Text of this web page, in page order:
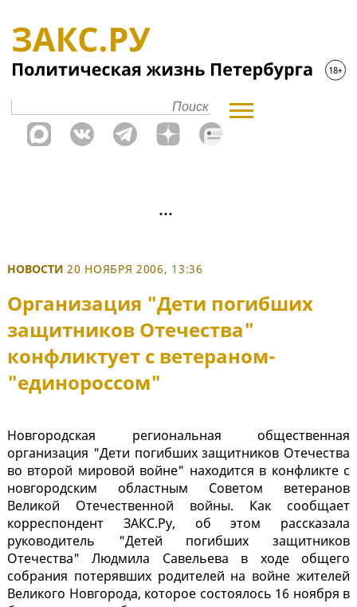
НОВОСТИ 20 НОЯБРЯ 2006, 13:36
Организация "Дети погибших
защитников Отечества"
конфликтует с ветераном-
"единороссом"
Новгородская региональная общественная
организация "Дети погибших защитников Отечества
во второй мировой войне" находится в конфликте с
новгородским областным Советом ветеранов
Великой Отечественной войны. Как сообщает
корреспондент ЗАКС.Ру, об этом рассказала
руководитель "Детей погибших защитников
Отечества" Людмила Савельева в ходе общего
собрания потерявших родителей на войне жителей
Великого Новгорода, которое состоялось 16 ноября в